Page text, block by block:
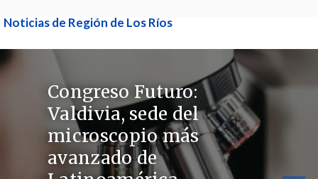
Noticias de Región de Los Ríos
Congreso Futuro:
Valdivia, sede del
microscopio más
avanzado de